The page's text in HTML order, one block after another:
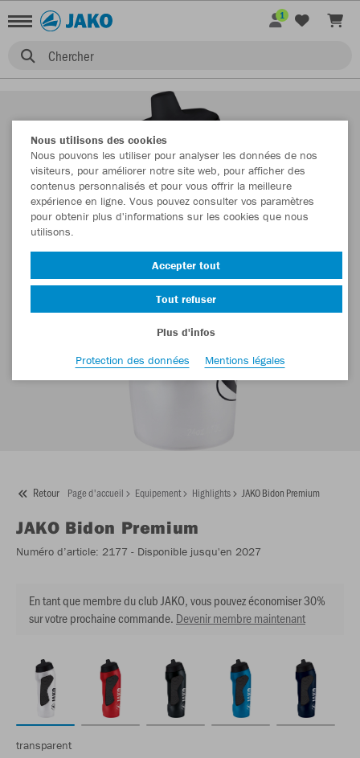
Chercher
1
Retour Page d'accueil Equipement Highlights JAKO Bidon Premium
JAKO Bidon Premium
Numéro d’article: 2177 - Disponible jusqu'en 2027
En tant que membre du club JAKO, vous pouvez économiser 30%
sur votre prochaine commande. Devenir membre maintenant
transparent
Nous utilisons des cookies
Nous pouvons les utiliser pour analyser les données de nos
visiteurs, pour améliorer notre site web, pour afficher des
contenus personnalisés et pour vous offrir la meilleure
expérience en ligne. Vous pouvez consulter vos paramètres
pour obtenir plus d'informations sur les cookies que nous
utilisons.
Accepter tout
Tout refuser
Plus d'infos
Protection des données
Mentions légales